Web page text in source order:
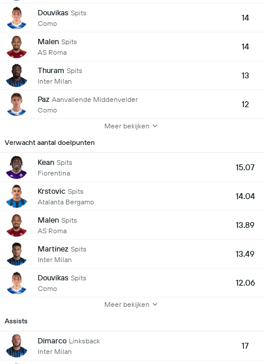
Douvikas Spits
Como
14
Malen Spits
AS Roma
14
Thuram Spits
Inter Milan
13
Paz Aanvallende Middenvelder
Como
12
Meer bekijken
Verwacht aantal doelpunten
Kean Spits
Fiorentina
15.07
Krstovic Spits
Atalanta Bergamo
14.04
Malen Spits
AS Roma
13.89
Martinez Spits
Inter Milan
13.49
Douvikas Spits
Como
12.06
Meer bekijken
Assists
Dimarco Linksback
Inter Milan
17